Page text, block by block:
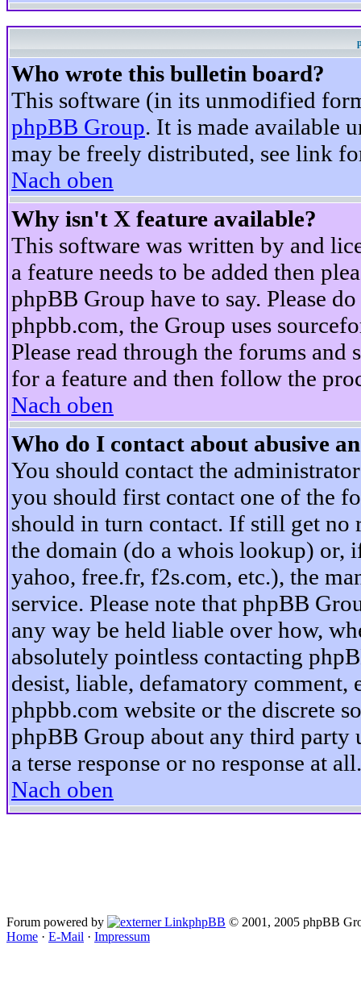
Who wrote this bulletin board?
This software (in its unmodified
phpBB Group. It is made available
may be freely distributed, see link
Nach oben
Why isn't X feature available?
This software was written by and
a feature needs to be added then
phpBB Group have to say. Please
phpbb.com, the Group uses
Please read through the forums
for a feature and then follow the
Nach oben
Who do I contact about abusive
You should contact the
you should first contact one of the
should in turn contact. If still get no
the domain (do a whois lookup) or,
yahoo, free.fr, f2s.com, etc.), the
service. Please note that phpBB
any way be held liable over how,
absolutely pointless contacting
desist, liable, defamatory
phpbb.com website or the discrete
phpBB Group about any third party
a terse response or no response at all.
Nach oben
Forum powered by phpBB © 2001, 2005 phpBB
Home · E-Mail · Impressum